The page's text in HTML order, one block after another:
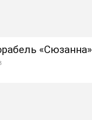
«Сюзанна»